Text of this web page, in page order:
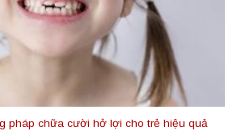
pháp chữa cười hở lợi cho trẻ hiệu quả